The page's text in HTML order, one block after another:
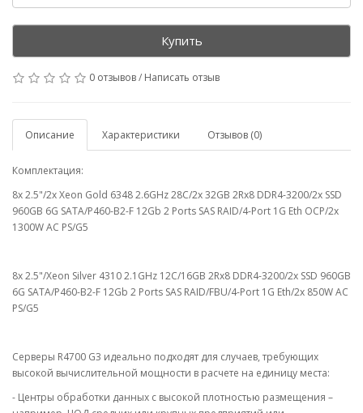
Купить
0 отзывов/ Написать отзыв
Описание Характеристики Отзывов (0)
Комплектация:
8x 2.5"/2x Xeon Gold 6348 2.6GHz 28C/2x 32GB 2Rx8 DDR4-3200/2x SSD
960GB 6G SATA/P460-B2-F 12Gb 2 Ports SAS RAID/4-Port 1G Eth OCP/2x
1300W AC PS/G5
8x 2.5"/Xeon Silver 4310 2.1GHz 12C/16GB 2Rx8 DDR4-3200/2x SSD 960GB
6G SATA/P460-B2-F 12Gb 2 Ports SAS RAID/FBU/4-Port 1G Eth/2x 850W AC
PS/G5
Серверы R4700 G3 идеально подходят для случаев, требующих
высокой вычислительной мощности в расчете на единицу места:
- Центры обработки данных с высокой плотностью размещения –